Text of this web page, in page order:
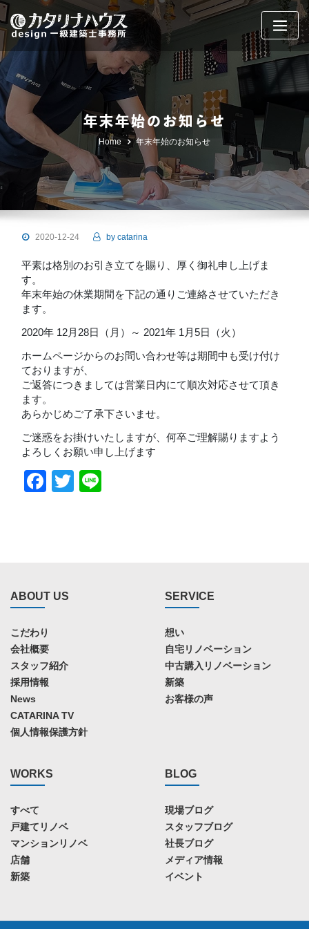
Skip
to
content
年末年始のお知らせ
Home 年末年始のお知らせ
2020-12-24 by catarina
平素は格別のお引き立てを賜り、厚く御礼申し上げま
す。
年末年始の休業期間を下記の通りご連絡させていただき
ます。
2020年 12月28日（月）～ 2021年 1月5日（火）
ホームページからのお問い合わせ等は期間中も受け付け
ておりますが、
ご返答につきましては営業日内にて順次対応させて頂き
ます。
あらかじめご了承下さいませ。
ご迷惑をお掛けいたしますが、何卒ご理解賜りますよう
よろしくお願い申し上げます
Facebook
Twitter
ABOUT US
こだわり
会社概要
スタッフ紹介
採用情報
News
CATARINA TV
個人情報保護方針
SERVICE
想い
自宅リノベーション
中古購入リノベーション
新築
お客様の声
WORKS
すべて
戸建てリノベ
マンションリノベ
店舗
新築
BLOG
現場ブログ
スタッフブログ
社長ブログ
メディア情報
イベント